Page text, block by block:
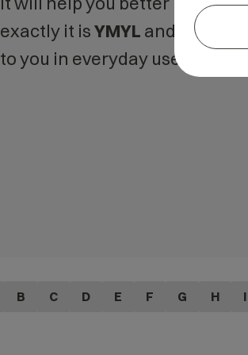
exactly it isYMYL and what is
to you in everyday use.
B C D E F G H I